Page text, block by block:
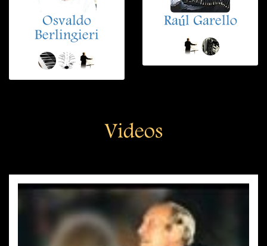
Osvaldo
Berlingieri
Raúl Garello
Videos